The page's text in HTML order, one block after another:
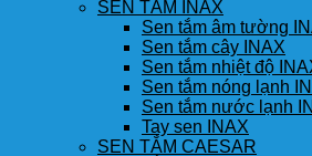
SEN TẮM INAX
Sen tắm âm tường
Sen tắm cây INAX
Sen tắm nhiệt độ
Sen tắm nóng lạnh
Sen tắm nước lạnh
Tay sen INAX
SEN TẮM CAESAR